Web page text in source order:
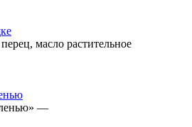
масло растительное
—